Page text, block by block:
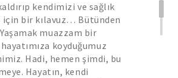
kendimizi ve sağlık
bir kılavuz… Bütünden
muazzam bir
koyduğumuz
Hadi, hemen şimdi, bu
Hayatın, kendi